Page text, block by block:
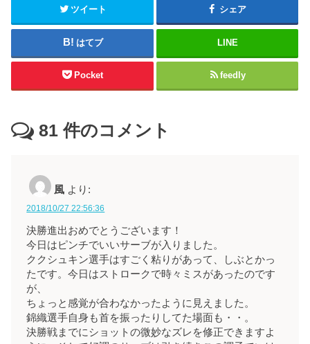
ツイート シェア
はてブ LINE
Pocket feedly
81 件のコメント
風 より:
2018/10/27 22:56:36
決勝進出おめでとうございます！
今日はピンチでいいサーブが入りました。
ククシュキン選手はすごく粘りがあって、しぶとかっ
たです。今日はストロークで時々ミスがあったのです
が、
ちょっと感覚が合わなかったように見えました。
錦織選手自身も首を振ったりしてた場面も・・。
決勝戦までにショットの微妙なズレを修正できますよ